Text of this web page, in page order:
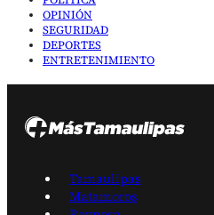
OPINIÓN
SEGURIDAD
DEPORTES
ENTRETENIMIENTO
Tamaulipas
Matamoros